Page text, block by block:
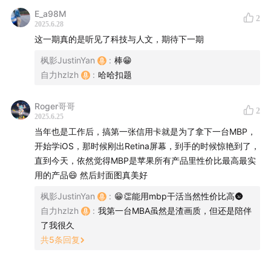
本期嘉宾
CapWords 开发者：
@thexclu |Blog
61(柳毅)@liuyi0922
🎁本期抽奖
E_a98M
2025.6.28
2
这一期真的是听见了科技与人文，期待下一期
枫影JustinYan : 棒😁
自力hzlzh
: 哈哈扣题
Roger哥哥
2025.6.25
2
当年也是工作后，搞第一张信用卡就是为了拿下一台MBP，
开始学iOS，那时候刚出Retina屏幕，到手的时候惊艳到了，
直到今天，依然觉得MBP是苹果所有产品里性价比最高最实
用的产品😄 然后封面图真美好
枫影JustinYan : 😁👏能用mbp干活当然性价比高🌚
自力hzlzh
: 我第一台MBA虽然是渣画质，但还是陪伴
了我很久
共5条回复